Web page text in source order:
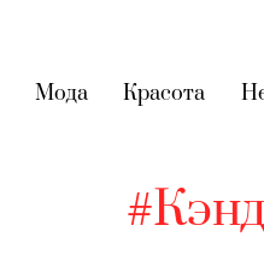
(current)
Мода(current)
Красота